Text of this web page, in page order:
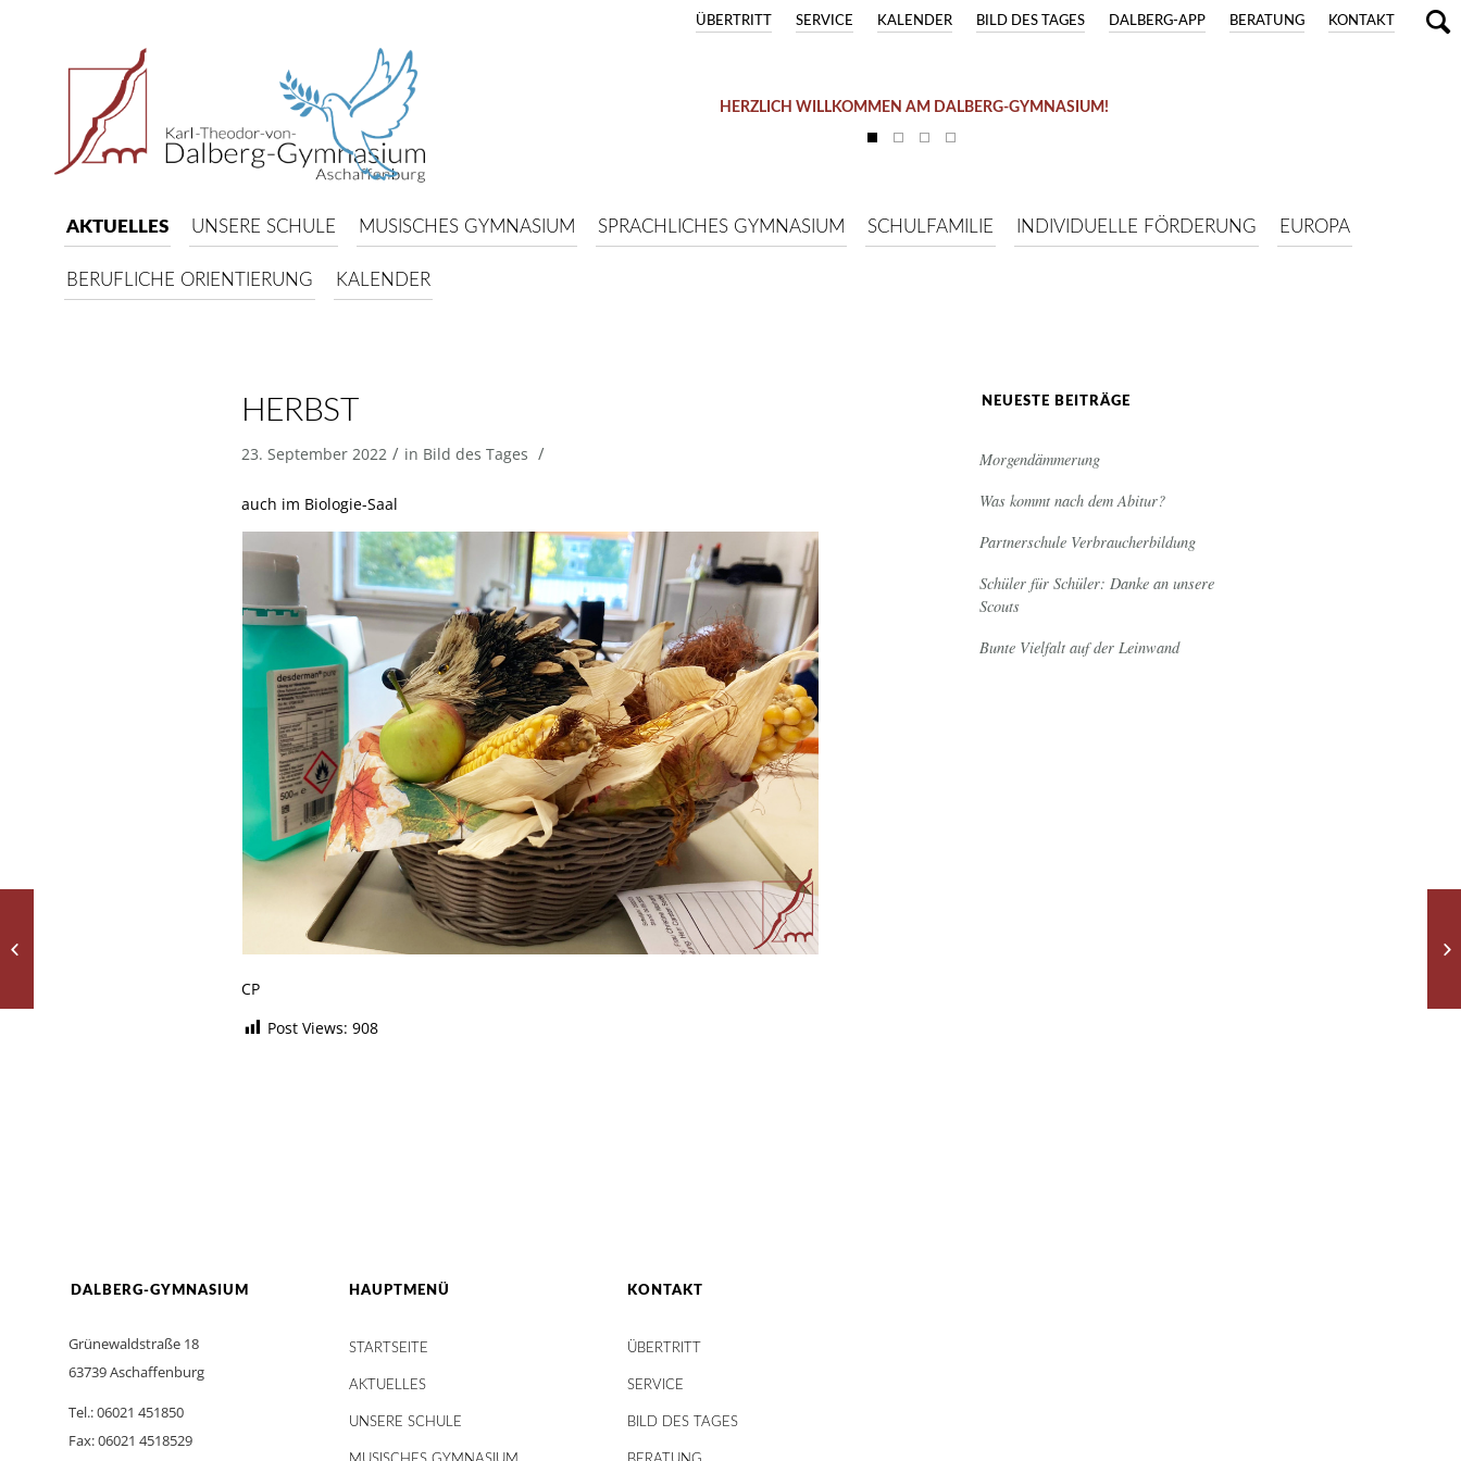
KONTAKT
BERATUNG
DALBERG-APP
BILD DES TAGES
KALENDER
SERVICE
ÜBERTRITT
HERZLICH WILLKOMMEN AM DALBERG-GYMNASIUM!
AKTUELLES UNSERE SCHULE MUSISCHES GYMNASIUM SPRACHLICHES GYMNASIUM SCHULFAMILIE INDIVIDUELLE FÖRDERUNG EUROPA
BERUFLICHE ORIENTIERUNG KALENDER
HERBST
23. September 2022 / in Bild des Tages /
auch im Biologie-Saal
CP
Post Views: 908
NEUESTE BEITRÄGE
Morgendämmerung
Was kommt nach dem Abitur?
Partnerschule Verbraucherbildung
Schüler für Schüler: Danke an unsere
Scouts
Bunte Vielfalt auf der Leinwand
DALBERG-GYMNASIUM
Grünewaldstraße 18
63739 Aschaffenburg
Tel.: 06021 451850
Fax: 06021 4518529
HAUPTMENÜ
STARTSEITE
AKTUELLES
UNSERE SCHULE
KONTAKT
ÜBERTRITT
SERVICE
BILD DES TAGES